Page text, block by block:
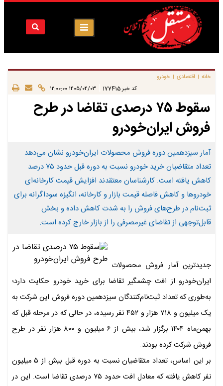
خانه | اقتصادی | خودرو
کد خبر 177415 ۱۴۰۵/۰۴/۰۳ ۱۲:۰۰:۰۰
سقوط ۷۵ درصدی تقاضا در طرح
فروش ایران‌خودرو
آمار سیزدهمین دوره فروش محصولات ایران‌خودرو نشان می‌دهد
تعداد متقاضیان خرید خودرو نسبت به دوره قبل حدود ۷۵ درصد
کاهش یافته است. کارشناسان معتقدند افزایش قیمت کارخانه‌ای
خودروها و کاهش فاصله قیمت بازار و کارخانه، انگیزه سوداگرانه برای
ثبت‌نام در طرح‌های فروش را به شدت کاهش داده و بخش
قابل‌توجهی از تقاضای غیرمصرفی را از بازار خارج کرده است.
جدیدترین آمار فروش محصولات
ایران‌خودرو از افت چشمگیر تقاضا برای خرید خودرو حکایت دارد؛
به‌طوری که تعداد ثبت‌نام‌کنندگان سیزدهمین دوره فروش این شرکت به
یک میلیون و ۷۱۸ هزار و ۴۵۲ نفر رسیده، در حالی که در مرحله قبل که
بهمن‌ماه ۱۴۰۴ برگزار شد، بیش از ۶ میلیون و ۸۰۰ هزار نفر در طرح
فروش شرکت کرده بودند.
بر این اساس، تعداد متقاضیان نسبت به دوره قبل بیش از ۵ میلیون
نفر کاهش یافته که معادل افت حدود ۷۵ درصدی تقاضا است. این در